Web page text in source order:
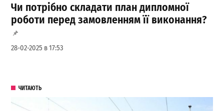
Чи потрібно складати план дипломної
роботи перед замовленням її виконання?
28-02-2025 в 17:53
ЧИТАЮТЬ